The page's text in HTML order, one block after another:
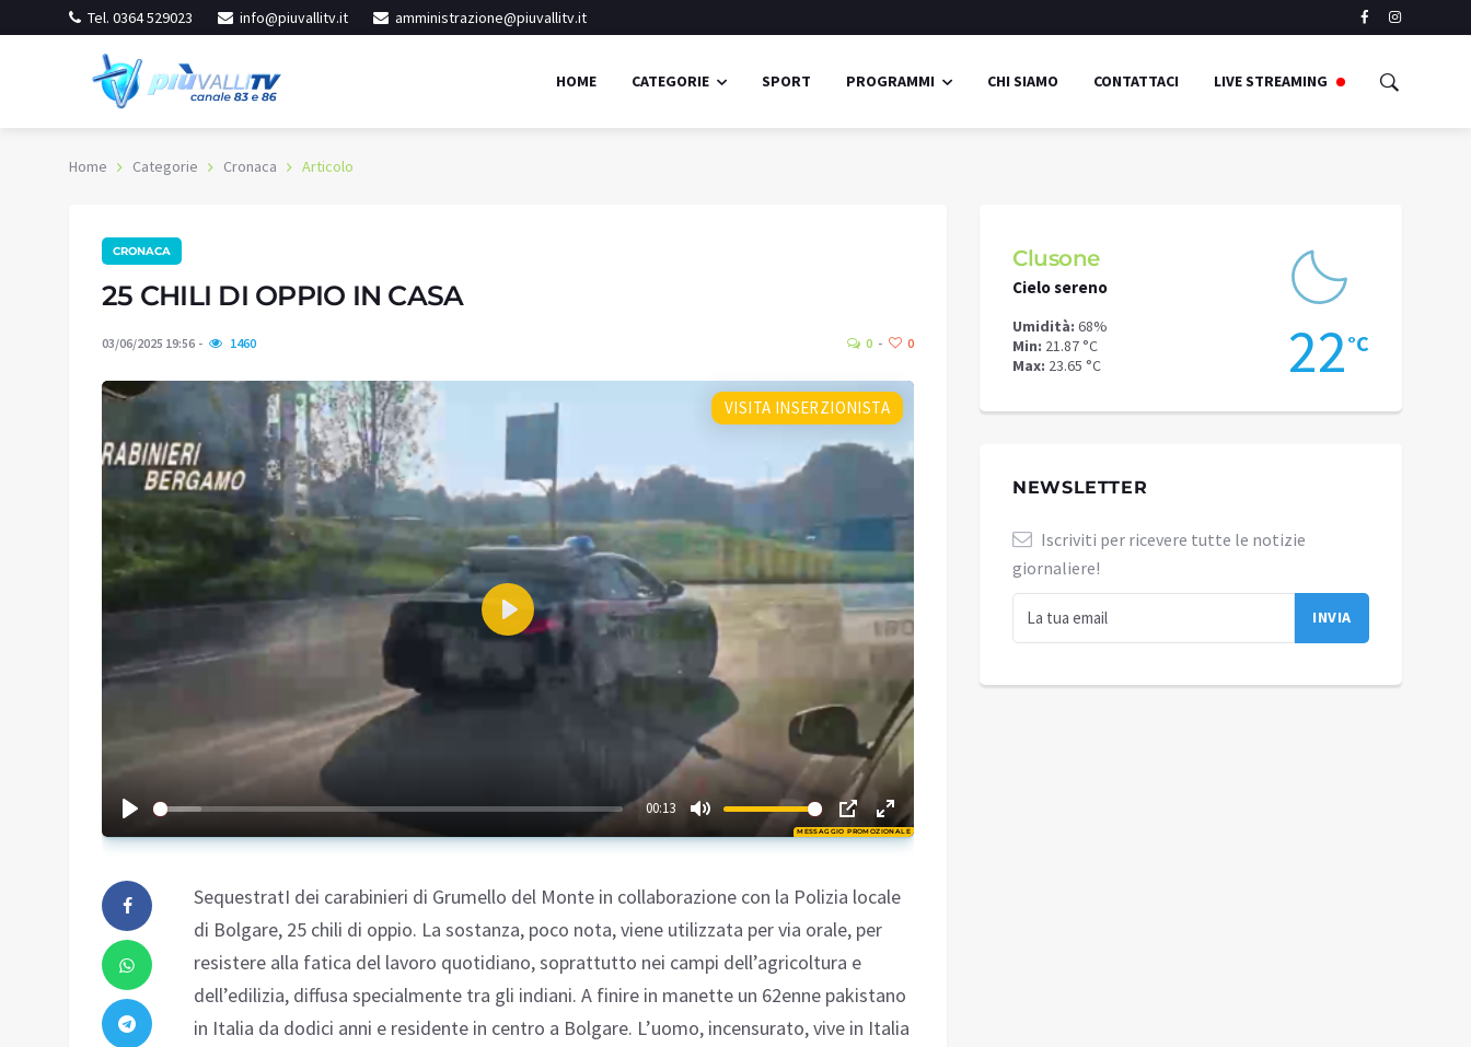
Tel. 0364 529023 info@piuvallitv.it amministrazione@piuvallitv.it
HOME CATEGORIE SPORT PROGRAMMI CHI SIAMO CONTATTACI LIVE STREAMING
Home Categorie Cronaca Articolo
CRONACA
25 CHILI DI OPPIO IN CASA
03/06/2025 19:56 1460 0 0
MESSAGGIO PROMOZIONALE
VISITA INSERZIONISTA
00:13
Play
02:05
SequestratI dei carabinieri di Grumello del Monte in collaborazione con la Polizia locale
di Bolgare, 25 chili di oppio. La sostanza, poco nota, viene utilizzata per via orale, per
resistere alla fatica del lavoro quotidiano, soprattutto nei campi dell’agricoltura e
dell’edilizia, diffusa specialmente tra gli indiani. A finire in manette un 62enne pakistano
in Italia da dodici anni e residente in centro a Bolgare. L’uomo, incensurato, vive in Italia
19.3
Cielo sereno
16.1
Clusone
Cielo sereno
Umidità: 68%
Min: 21.87 °C
Max: 23.65 °C 22°C
NEWSLETTER
Iscriviti per ricevere tutte le notizie
giornaliere!